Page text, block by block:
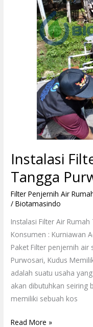
Instalasi
Tangga
Filter Penjernih Air
/Biotamasindo
Instalasi Filter Air
Konsumen : Kurniawan
Paket Filter penjernih
Purwosari, Kudus
adalah suatu usaha
akan dibutuhkan seiring
memiliki sebuah kos
Read More »